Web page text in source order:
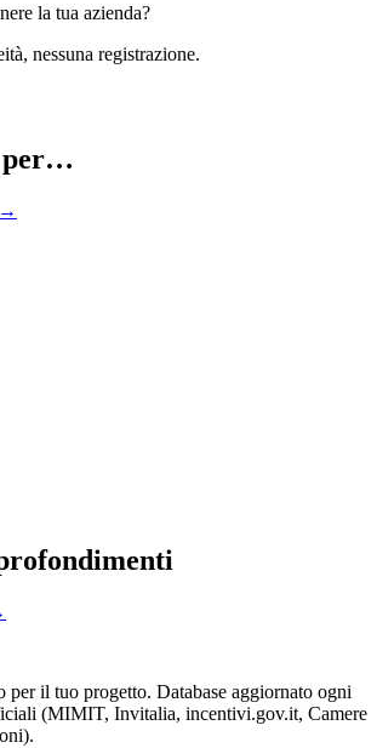
la tua azienda?
nessuna registrazione.
per…
→
per il tuo progetto. Database aggiornato ogni
(MIMIT, Invitalia, incentivi.gov.it, Camere